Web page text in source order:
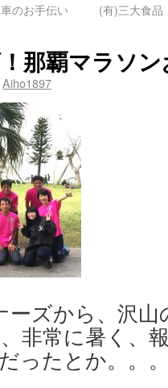
のお手伝い (有)三大食
那覇マラソ
Aiho1897
ーズから、沢
非常に暑く、
ったとか。。